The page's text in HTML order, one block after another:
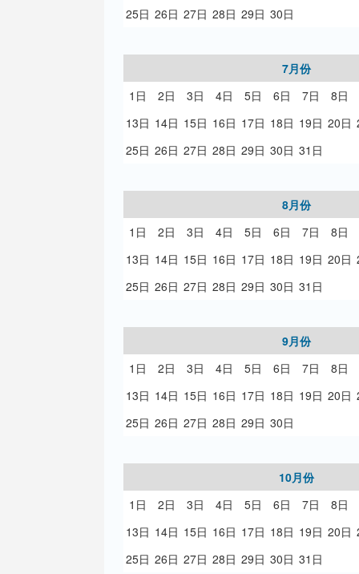
25日 26日 27日 28日 29日 30日
7月份
1日
2日 3日 4日 5日 6日 7日
8日
13日 14日 15日 16日 17日 18日 19日 20日
25日 26日 27日 28日 29日 30日 31日
8月份
1日
2日 3日 4日 5日 6日 7日
8日
13日 14日 15日 16日 17日 18日 19日 20日
25日 26日 27日 28日 29日 30日 31日
9月份
1日
2日 3日 4日 5日 6日 7日
8日
13日 14日 15日 16日 17日 18日 19日 20日
25日 26日 27日 28日 29日 30日
10月份
1日
2日 3日 4日 5日 6日 7日
8日
13日 14日 15日 16日 17日 18日 19日 20日
25日 26日 27日 28日 29日 30日 31日